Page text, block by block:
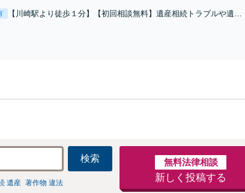
ます。
【川崎駅より徒歩１分】【初回相談無料】遺産相続トラブルや遺言
検索
遺産 著作物 違法
無料法律相談
新しく投稿する